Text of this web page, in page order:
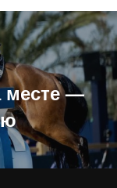
месте —